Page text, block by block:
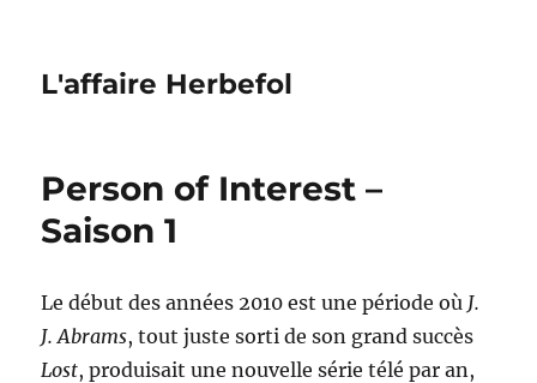
L'affaire Herbefol
Person of Interest –
Saison 1
Le début des années 2010 est une période où J.
J. Abrams, tout juste sorti de son grand succès
Lost, produisait une nouvelle série télé par an,